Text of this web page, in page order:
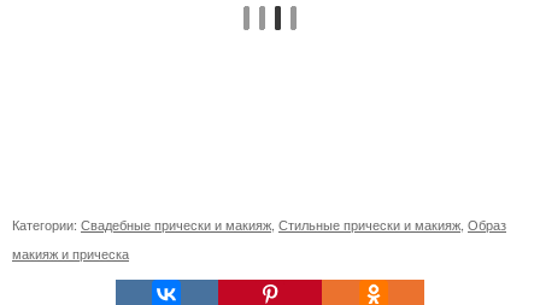
Категории: Свадебные прически и макияж Стильные прически и макияж Образ
макияж и прическа